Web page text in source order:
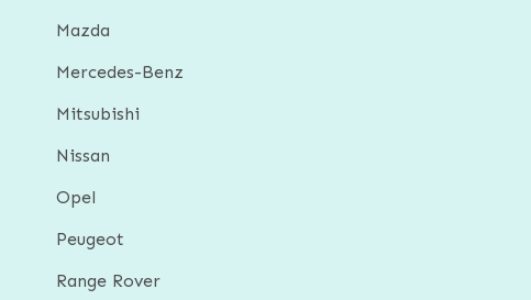
Mazda
Mercedes-Benz
Mitsubishi
Nissan
Opel
Peugeot
Range Rover